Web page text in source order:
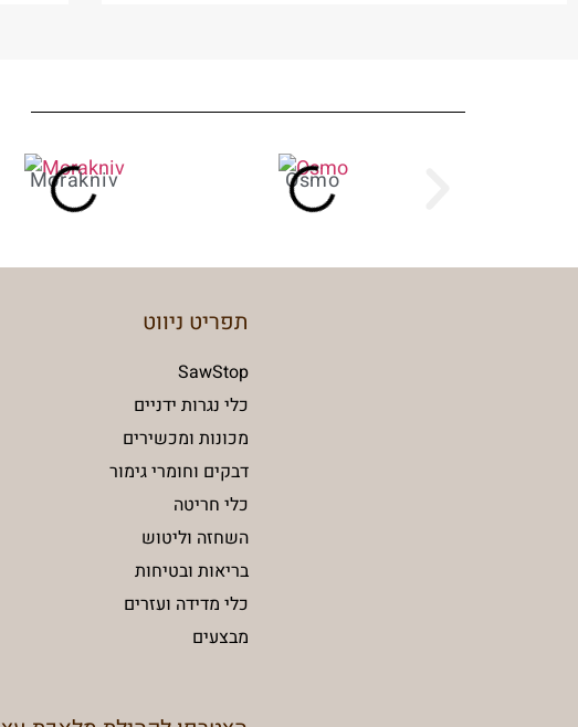
Morakniv Osmo
תפריט ניווט
SawStop
כלי נגרות ידניים
מכונות ומכשירים
דבקים וחומרי גימור
כלי חריטה
השחזה וליטוש
בריאות ובטיחות
כלי מדידה ועזרים
מבצעים